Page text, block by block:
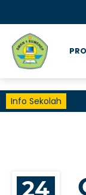
Info Sekolah
24